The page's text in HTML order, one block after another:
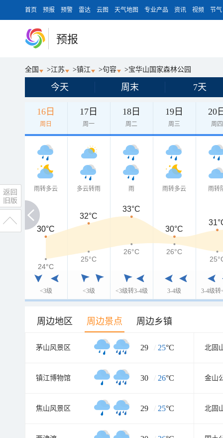
首页 预报 预警 雷达 云图 天气地图 专业产品 资讯 视频 节气
预报
全国 >江苏 >镇江 >句容 >宝华山国家森林公园
今天 周末 7天
16日
周日
17日
周一
18日
周二
19日
周三
20
周四
雨转多云
<3级
多云转雨
<3级
雨
<3级转3-4级
雨转多云
3-4级
雨转
3-4级转
30°C
30°C
32°C
33°C
30°C
24°C
24°C
25°C
26°C
26°C
周边地区 周边景点 周边乡镇
茅山风景区 29 / 25°C 北固
镇江博物馆 30 / 26°C 金山
焦山风景区 29 / 25°C 北固